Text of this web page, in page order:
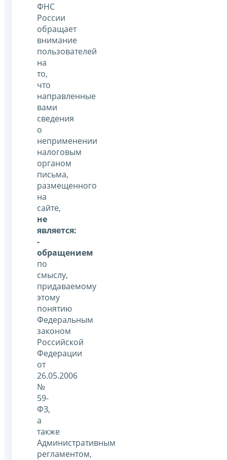
ФНС
России
обращает
внимание
пользователей
на
то,
что
направленные
вами
сведения
о
неприменении
налоговым
органом
письма,
размещенного
на
сайте,
не
является:
-
обращением
по
смыслу,
придаваемому
этому
понятию
Федеральным
законом
Российской
Федерации
от
26.05.2006
№
59-
ФЗ,
а
также
Административным
регламентом,